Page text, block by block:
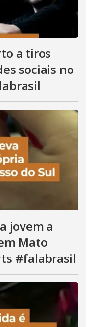
a tiros
sociais no
jovem a
Mato
#falabrasil